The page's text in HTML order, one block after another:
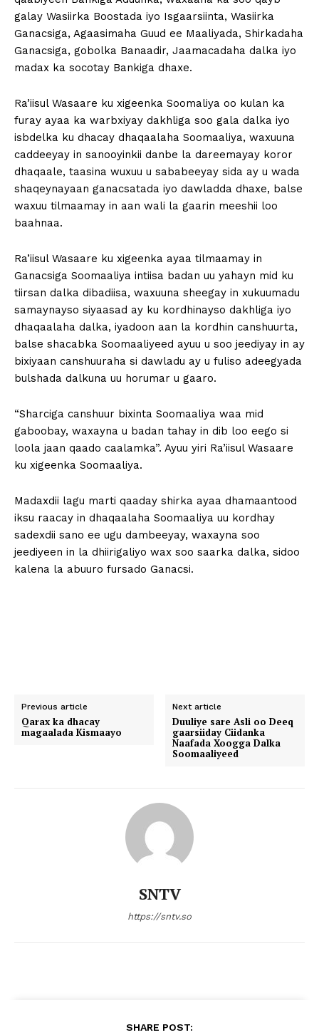
galay Wasiirka Boostada iyo Isgaarsiinta, Wasiirka
Ganacsiga, Agaasimaha Guud ee Maaliyada, Shirkadaha
Ganacsiga, gobolka Banaadir, Jaamacadaha dalka iyo
madax ka socotay Bankiga dhaxe.
Ra’iisul Wasaare ku xigeenka Soomaliya oo kulan ka
furay ayaa ka warbxiyay dakhliga soo gala dalka iyo
isbdelka ku dhacay dhaqaalaha Soomaaliya, waxuuna
caddeeyay in sanooyinkii danbe la dareemayay koror
dhaqaale, taasina wuxuu u sababeeyay sida ay u wada
shaqeynayaan ganacsatada iyo dawladda dhaxe, balse
waxuu tilmaamay in aan wali la gaarin meeshii loo
baahnaa.
Ra’iisul Wasaare ku xigeenka ayaa tilmaamay in
Ganacsiga Soomaaliya intiisa badan uu yahayn mid ku
tiirsan dalka dibadiisa, waxuuna sheegay in xukuumadu
samaynayso siyaasad ay ku kordhinayso dakhliga iyo
dhaqaalaha dalka, iyadoon aan la kordhin canshuurta,
balse shacabka Soomaaliyeed ayuu u soo jeediyay in ay
bixiyaan canshuuraha si dawladu ay u fuliso adeegyada
bulshada dalkuna uu horumar u gaaro.
“Sharciga canshuur bixinta Soomaaliya waa mid
gaboobay, waxayna u badan tahay in dib loo eego si
loola jaan qaado caalamka”. Ayuu yiri Ra’iisul Wasaare
ku xigeenka Soomaaliya.
Madaxdii lagu marti qaaday shirka ayaa dhamaantood
iksu raacay in dhaqaalaha Soomaaliya uu kordhay
sadexdii sano ee ugu dambeeyay, waxayna soo
jeediyeen in la dhiirigaliyo wax soo saarka dalka, sidoo
kalena la abuuro fursado Ganacsi.
Previous article
Qarax ka dhacay
magaalada Kismaayo
Next article
Duuliye sare Asli oo Deeq
gaarsiiday Ciidanka
Naafada Xoogga Dalka
Soomaaliyeed
SNTV
https://sntv.so
SHARE POST: